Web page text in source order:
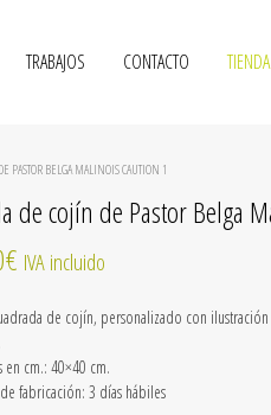
TRABAJOS CONTACTO TIENDA
PASTOR BELGA MALINOIS CAUTION 1
de cojín de Pastor Belga
€ IVA incluido
de cojín, personalizado con
en cm.: 40×40 cm.
fabricación: 3 días hábiles